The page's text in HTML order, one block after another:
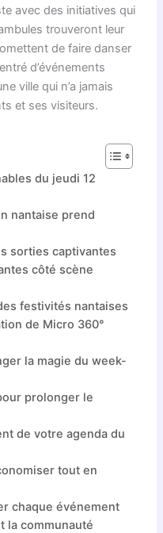
avec des initiatives qui
trouveront leur
de faire danser
d’événements
ville qui n’a jamais
et ses visiteurs.
du jeudi 12
nantaise prend
sorties captivantes
côté scène
festivités nantaises
de Micro 360°
la magie du week-
prolonger le
de votre agenda du
tout en
chaque événement
la communauté